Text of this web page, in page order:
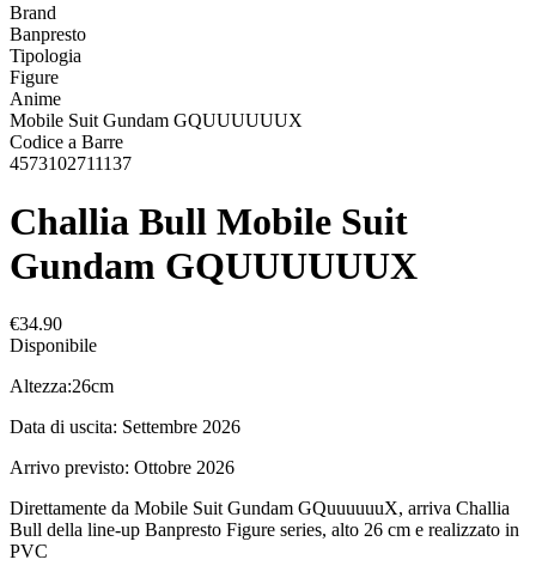
Brand
Banpresto
Tipologia
Figure
Anime
Mobile Suit Gundam GQUUUUUUX
Codice a Barre
4573102711137
Challia Bull Mobile Suit
Gundam GQUUUUUUX
€34.90
Disponibile
Altezza:26cm
Data di uscita: Settembre 2026
Arrivo previsto: Ottobre 2026
Direttamente da Mobile Suit Gundam GQuuuuuuX, arriva Challia
Bull della line-up Banpresto Figure series, alto 26 cm e realizzato in
PVC